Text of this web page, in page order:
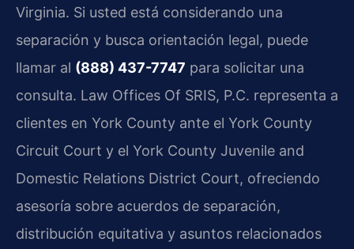
Virginia. Si usted está considerando una
separación y busca orientación legal, puede
llamar al (888) 437-7747 para solicitar una
consulta. Law Offices Of SRIS, P.C. representa a
clientes en York County ante el York County
Circuit Court y el York County Juvenile and
Domestic Relations District Court, ofreciendo
asesoría sobre acuerdos de separación,
distribución equitativa y asuntos relacionados